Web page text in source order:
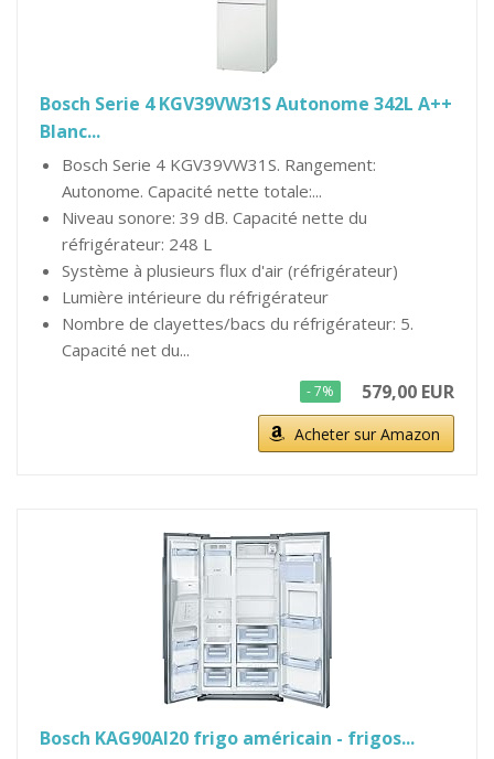
Bosch Serie 4 KGV39VW31S Autonome 342L A++
Blanc...
Bosch Serie 4 KGV39VW31S. Rangement:
Autonome. Capacité nette totale:...
Niveau sonore: 39 dB. Capacité nette du
réfrigérateur: 248 L
Système à plusieurs flux d'air (réfrigérateur)
Lumière intérieure du réfrigérateur
Nombre de clayettes/bacs du réfrigérateur: 5.
Capacité net du...
- 7% 579,00 EUR
Acheter sur Amazon
Bosch KAG90AI20 frigo américain - frigos...